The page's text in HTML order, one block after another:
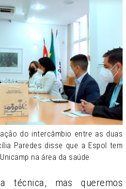
do intercâmbio entre as duas
Paredes disse que a Espol tem
na área da saúde
técnica, mas queremos